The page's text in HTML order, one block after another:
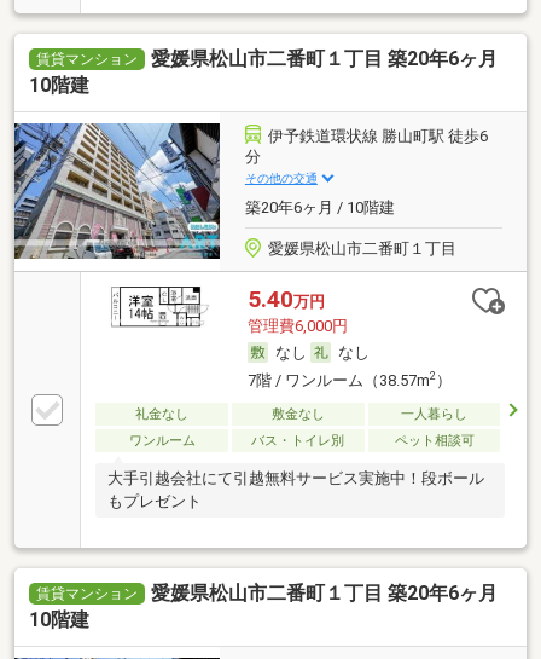
賃貸マンション
愛媛県松山市二番町１丁目 築20年6ヶ月
10階建
伊予鉄道環状線 勝山町駅 徒歩6
分
その他の交通
築20年6ヶ月 / 10階建
愛媛県松山市二番町１丁目
5.40万円
管理費6,000円
なし
なし
7階 / ワンルーム（38.57m2）
礼金なし 敷金なし
一人暮らし
ワンルーム
バス・トイレ別 ペット相談可
大手引越会社にて引越無料サービス実施中！段ボール
もプレゼント
賃貸マンション
愛媛県松山市二番町１丁目 築20年6ヶ月
10階建